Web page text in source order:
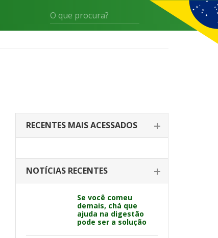
RECENTES MAIS ACESSADOS
NOTÍCIAS RECENTES
Se você comeu
demais, chá que
ajuda na digestão
pode ser a solução